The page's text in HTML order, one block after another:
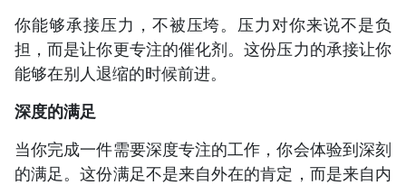
你能够承接压力，不被压垮。压力对你来说不是负
担，而是让你更专注的催化剂。这份压力的承接让你
能够在别人退缩的时候前进。
深度的满足
当你完成一件需要深度专注的工作，你会体验到深刻
的满足。这份满足不是来自外在的肯定，而是来自内